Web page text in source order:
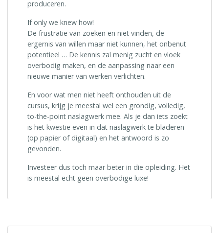
produceren.
If only we knew how!
De frustratie van zoeken en niet vinden, de
ergernis van willen maar niet kunnen, het onbenut
potentieel … De kennis zal menig zucht en vloek
overbodig maken, en de aanpassing naar een
nieuwe manier van werken verlichten.
En voor wat men niet heeft onthouden uit de
cursus, krijg je meestal wel een grondig, volledig,
to-the-point naslagwerk mee. Als je dan iets zoekt
is het kwestie even in dat naslagwerk te bladeren
(op papier of digitaal) en het antwoord is zo
gevonden.
Investeer dus toch maar beter in die opleiding. Het
is meestal echt geen overbodige luxe!